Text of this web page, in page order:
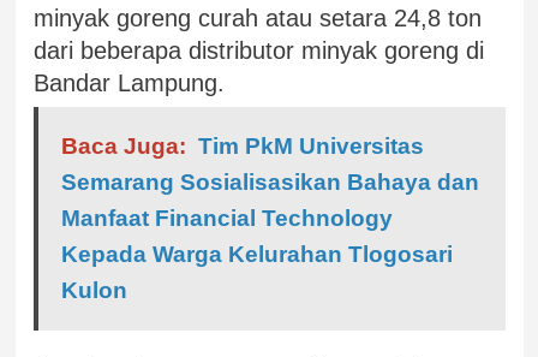
minyak goreng curah atau setara 24,8 ton
dari beberapa distributor minyak goreng di
Bandar Lampung.
Baca Juga: Tim PkM Universitas
Semarang Sosialisasikan Bahaya dan
Manfaat Financial Technology
Kepada Warga Kelurahan Tlogosari
Kulon